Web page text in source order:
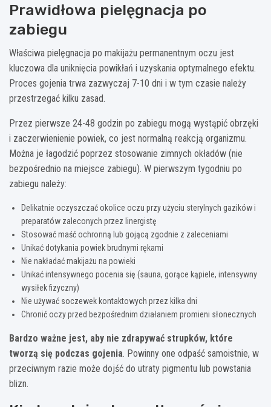
Prawidłowa pielęgnacja po
zabiegu
Właściwa pielęgnacja po makijażu permanentnym oczu jest
kluczowa dla uniknięcia powikłań i uzyskania optymalnego efektu.
Proces gojenia trwa zazwyczaj 7-10 dni i w tym czasie należy
przestrzegać kilku zasad.
Przez pierwsze 24-48 godzin po zabiegu mogą wystąpić obrzęki
i zaczerwienienie powiek, co jest normalną reakcją organizmu.
Można je łagodzić poprzez stosowanie zimnych okładów (nie
bezpośrednio na miejsce zabiegu). W pierwszym tygodniu po
zabiegu należy:
Delikatnie oczyszczać okolice oczu przy użyciu sterylnych gazików i
preparatów zaleconych przez linergistę
Stosować maść ochronną lub gojącą zgodnie z zaleceniami
Unikać dotykania powiek brudnymi rękami
Nie nakładać makijażu na powieki
Unikać intensywnego pocenia się (sauna, gorące kąpiele, intensywny
wysiłek fizyczny)
Nie używać soczewek kontaktowych przez kilka dni
Chronić oczy przed bezpośrednim działaniem promieni słonecznych
Bardzo ważne jest, aby nie zdrapywać strupków, które
tworzą się podczas gojenia. Powinny one odpaść samoistnie, w
przeciwnym razie może dojść do utraty pigmentu lub powstania
blizn.